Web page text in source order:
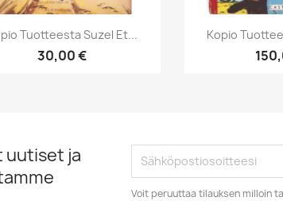
Pikakatselu
Tuotteesta Suzel Et...
30,00 €

Kopio
uutiset ja
Voit peruuttaa tilauksen milloin